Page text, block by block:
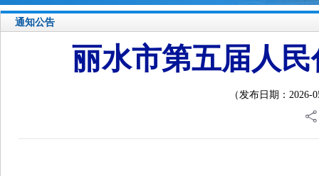
通知公告
丽水市第五届人
（发布日期：